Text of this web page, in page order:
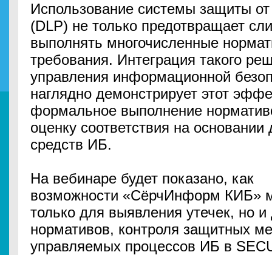
Использование системы защиты
(DLP) не только предотвращает
выполнять многочисленные
требования. Интеграция такого
управления информационной
наглядно демонстрирует этот
формальное выполнение
оценку соответствия на
средств ИБ.
На вебинаре будет показано, как
возможности «СёрчИнформ КИБ»
только для выявления утечек, но
нормативов, контроля защитных
управляемых процессов ИБ в